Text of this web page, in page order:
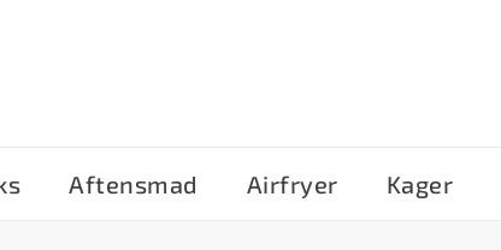
Aftensmad Airfryer Kager